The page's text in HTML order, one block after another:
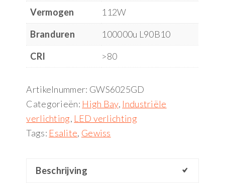
Vermogen
112W
Branduren
100000u L90B10
CRI
>80
Artikelnummer: GWS6025GD
Categorieën: High Bay, Industriële
verlichting, LED verlichting
Tags: Esalite, Gewiss
Beschrijving